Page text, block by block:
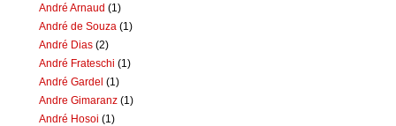
André Arnaud (1)
André de Souza (1)
André Dias (2)
André Frateschi (1)
André Gardel (1)
Andre Gimaranz (1)
André Hosoi (1)